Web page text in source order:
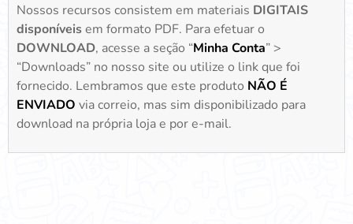
Nossos recursos consistem em materiais DIGITAIS
disponíveisem formato PDF. Para efetuar o
DOWNLOAD, acesse a seção “Minha Conta” >
“Downloads” no nosso site ou utilize o link que foi
fornecido. Lembramos que este produto NÃO É
ENVIADO via correio, mas sim disponibilizado para
download na própria loja e por e-mail.